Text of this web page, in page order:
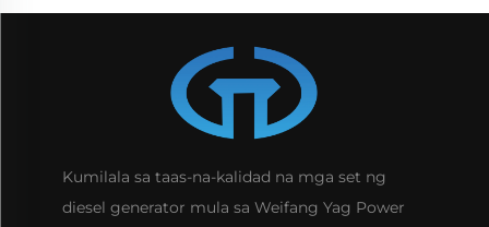
Kumilala sa taas-na-kalidad na mga set ng
diesel generator mula sa Weifang Yag Power